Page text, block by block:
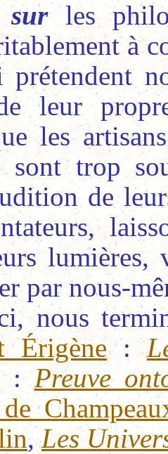
surles
à
prétendent
leur
les
sont trop
de
lumières,
par nous-
nous
Érigène:
: Preuve
,Les